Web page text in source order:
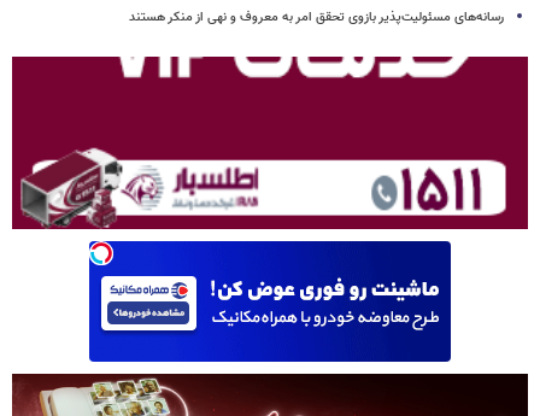
رسانه‌های مسئولیت‌پذیر بازوی تحقق امر به معروف و نهی از منکر هستند